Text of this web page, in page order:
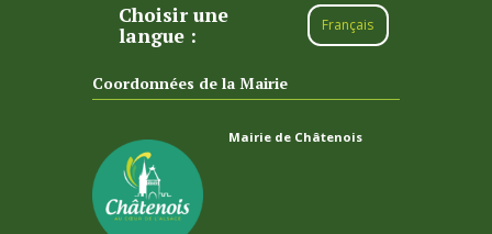
Choisir une
langue :
Français
Coordonnées de la Mairie
Mairie de Châtenois